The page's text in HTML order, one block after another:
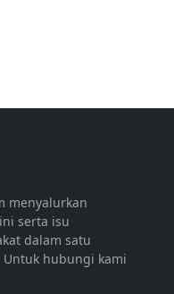
menyalurkan
serta isu
dalam satu
hubungi kami